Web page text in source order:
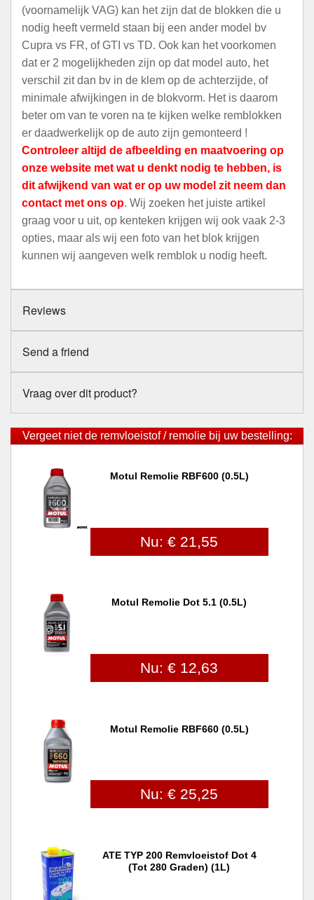
(voornamelijk VAG) kan het zijn dat de blokken die u
nodig heeft vermeld staan bij een ander model bv
Cupra vs FR, of GTI vs TD. Ook kan het voorkomen
dat er 2 mogelijkheden zijn op dat model auto, het
verschil zit dan bv in de klem op de achterzijde, of
minimale afwijkingen in de blokvorm. Het is daarom
beter om van te voren na te kijken welke remblokken
er daadwerkelijk op de auto zijn gemonteerd !
Controleer altijd de afbeelding en maatvoering op
onze website met wat u denkt nodig te hebben, is
dit afwijkend van wat er op uw model zit neem dan
contact met ons op. Wij zoeken het juiste artikel
graag voor u uit, op kenteken krijgen wij ook vaak 2-3
opties, maar als wij een foto van het blok krijgen
kunnen wij aangeven welk remblok u nodig heeft.
Reviews
Send a friend
Vraag over dit product?
Vergeet niet de remvloeistof / remolie bij uw bestelling:
Motul Remolie RBF600 (0.5L)
Nu: € 21,55
Motul Remolie Dot 5.1 (0.5L)
Nu: € 12,63
Motul Remolie RBF660 (0.5L)
Nu: € 25,25
ATE TYP 200 Remvloeistof Dot 4
(tot 280 Graden) (1L)